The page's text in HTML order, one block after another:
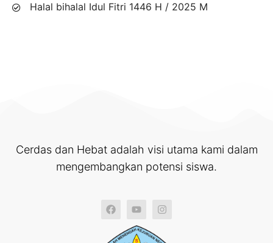
Halal bihalal Idul Fitri 1446 H / 2025 M
Cerdas dan Hebat adalah visi utama kami dalam
mengembangkan potensi siswa.